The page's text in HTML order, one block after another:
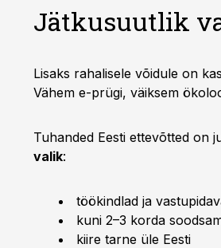
Jätkusuutlik
Lisaks rahalisele võidule on
Vähem e-prügi, väiksem
Tuhanded Eesti ettevõtted on
valik:
töökindlad ja
kuni 2–3 korda
kiire tarne üle Eesti